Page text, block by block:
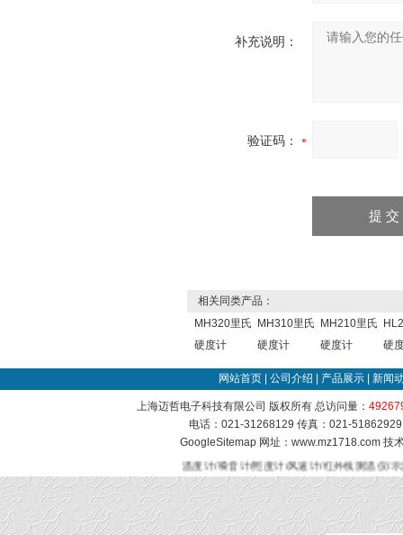
补充说明：
验证码：
相关同类产品：
MH320里氏
硬度计
MH310里氏
硬度计
MH210里氏
硬度计
硬
网站首页 公司介绍 产品展示 新闻
上海迈哲电子科技有限公司 版权所有 总访问量：
电话：021-31268129 传真：021-
GoogleSitemap网址：www.mz1718.com 技
温度计/噪音计/照度计/风速计/红外线测温仪/